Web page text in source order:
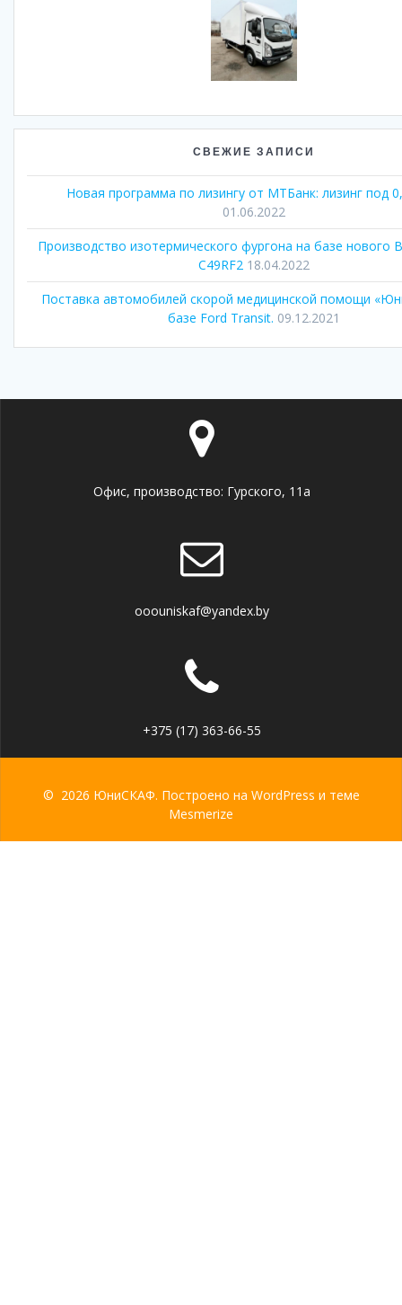
СВЕЖИЕ ЗАПИСИ
Новая программа по лизингу от МТБанк: лизинг под
01.06.2022
Производство изотермического фургона на базе нового
C49RF2 18.04.2022
Поставка автомобилей скорой медицинской помощи
базе Ford Transit. 09.12.2021
Офис, производство: Гурского, 11а
ooouniskaf@yandex.by
+375 (17) 363-66-55
© 2026 ЮниСКАФ. Построено на WordPress и теме
Mesmerize